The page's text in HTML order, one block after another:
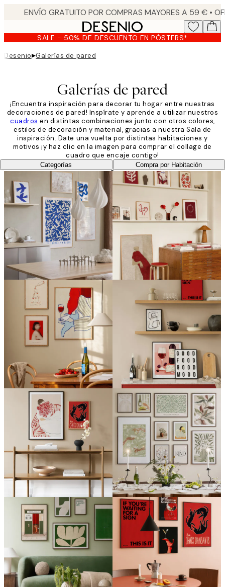
content.SALE - 50% DE DESCUENTO EN PÓSTERS*
Desenio▸Galerías de pared
Galerías de pared
¡Encuentra inspiración para decorar tu hogar entre nuestras
decoraciones de pared! Inspírate y aprende a utilizar nuestros
cuadros en distintas combinaciones junto con otros colores,
estilos de decoración y material, gracias a nuestra Sala de
inspiración. Date una vuelta por distintas habitaciones y
motivos ¡y haz clic en la imagen para comprar el collage de
cuadro que encaje contigo!
Categorías Compra por Habitación